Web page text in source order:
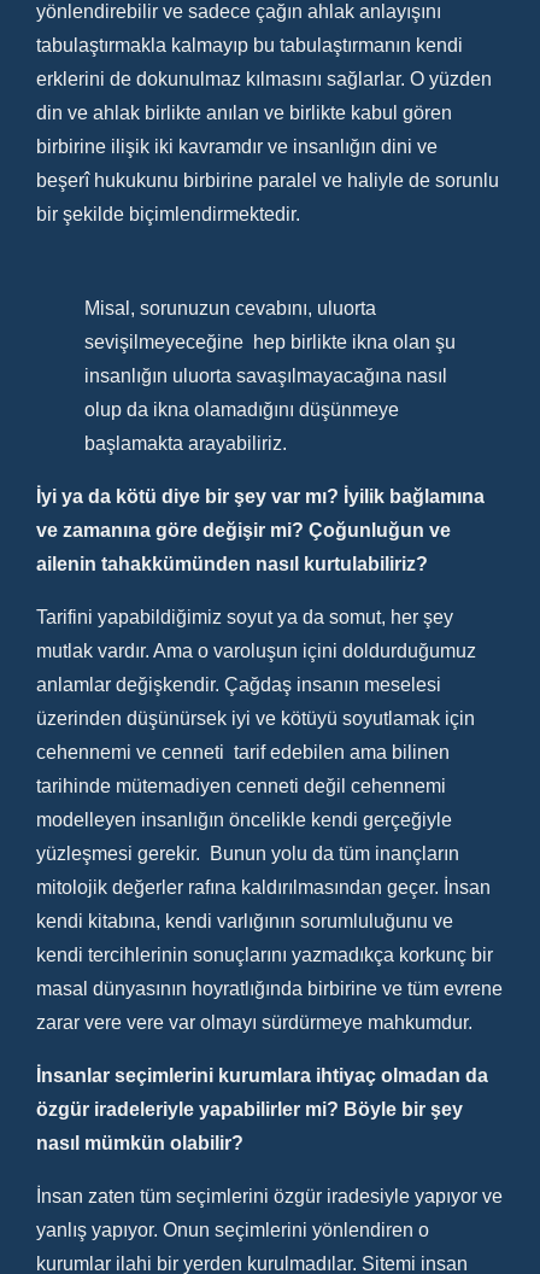
yönlendirebilir ve sadece çağın ahlak anlayışını
tabulaştırmakla kalmayıp bu tabulaştırmanın kendi
erklerini de dokunulmaz kılmasını sağlarlar. O yüzden
din ve ahlak birlikte anılan ve birlikte kabul gören
birbirine ilişik iki kavramdır ve insanlığın dini ve
beşerî hukukunu birbirine paralel ve haliyle de sorunlu
bir şekilde biçimlendirmektedir.
Misal, sorunuzun cevabını, uluorta
sevişilmeyeceğine hep birlikte ikna olan şu
insanlığın uluorta savaşılmayacağına nasıl
olup da ikna olamadığını düşünmeye
başlamakta arayabiliriz.
İyi ya da kötü diye bir şey var mı? İyilik bağlamına
ve zamanına göre değişir mi? Çoğunluğun ve
ailenin tahakkümünden nasıl kurtulabiliriz?
Tarifini yapabildiğimiz soyut ya da somut, her şey
mutlak vardır. Ama o varoluşun içini doldurduğumuz
anlamlar değişkendir. Çağdaş insanın meselesi
üzerinden düşünürsek iyi ve kötüyü soyutlamak için
cehennemi ve cenneti tarif edebilen ama bilinen
tarihinde mütemadiyen cenneti değil cehennemi
modelleyen insanlığın öncelikle kendi gerçeğiyle
yüzleşmesi gerekir. Bunun yolu da tüm inançların
mitolojik değerler rafına kaldırılmasından geçer. İnsan
kendi kitabına, kendi varlığının sorumluluğunu ve
kendi tercihlerinin sonuçlarını yazmadıkça korkunç bir
masal dünyasının hoyratlığında birbirine ve tüm evrene
zarar vere vere var olmayı sürdürmeye mahkumdur.
İnsanlar seçimlerini kurumlara ihtiyaç olmadan da
özgür iradeleriyle yapabilirler mi? Böyle bir şey
nasıl mümkün olabilir?
İnsan zaten tüm seçimlerini özgür iradesiyle yapıyor ve
yanlış yapıyor. Onun seçimlerini yönlendiren o
kurumlar ilahi bir yerden kurulmadılar. Sitemi insan